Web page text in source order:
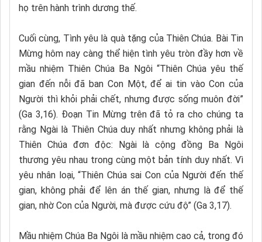
họ trên hành trình dương thế.
Cuối cùng, Tình yêu là quà tặng của Thiên Chúa. Bài Tin
Mừng hôm nay càng thể hiện tình yêu tròn đầy hơn về
mầu nhiệm Thiên Chúa Ba Ngôi “Thiên Chúa yêu thế
gian đến nỗi đã ban Con Một, để ai tin vào Con của
Người thì khỏi phải chết, nhưng được sống muôn đời”
(Ga 3,16). Đoạn Tin Mừng trên đã tỏ ra cho chúng ta
rằng Ngài là Thiên Chúa duy nhất nhưng không phải là
Thiên Chúa đơn độc: Ngài là cộng đồng Ba Ngôi
thương yêu nhau trong cùng một bản tính duy nhất. Vì
yêu nhân loại, “Thiên Chúa sai Con của Người đến thế
gian, không phải để lên án thế gian, nhưng là để thế
gian, nhờ Con của Người, mà được cứu độ” (Ga 3,17).
Mầu nhiệm Chúa Ba Ngôi là mầu nhiệm cao cả, trong đó